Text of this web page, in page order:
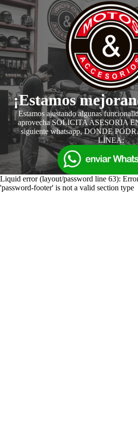
¡Estamos
Estamos ajustando algunas
aprovecha SOLICITA ASESORIA
siguiente whatsapp, DONDE
LÍNEA:
Liquid error (layout/password line 63):
'password-footer' is not a valid section type